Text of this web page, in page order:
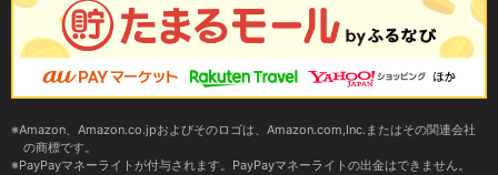
Amazon、Amazon.co.jpおよびそのロゴは、Amazon.com,Inc.またはその関連会社
の商標です。
PayPayマネーライトが付与されます。PayPayマネーライトの出金はできません。